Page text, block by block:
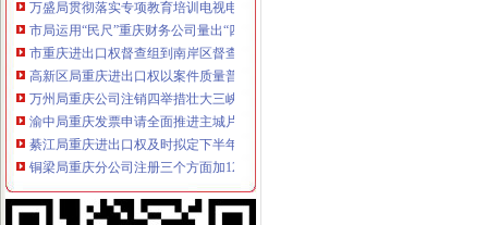
市局运用“民尺”重庆财务公司量出“四个不适应”
市重庆进出口权督查组到南岸区督查迎奥运食品品安全整保障工作
高新区局重庆进出口权以案件质量普查为切入点努力提升依法行政能力
万州局重庆公司注销四举措壮大三峡劳务经济
渝中局重庆发票申请全面推进主城片区文艺调演预赛活动
綦江局重庆进出口权及时拟定下半年工作重点
铜梁局重庆分公司注册三个方面加12315申诉举报工作
沙坪坝局校园周边环境安全整达到“明、实、顺、浓”重庆代账公司四重效果
九龙坡局“三结合”重庆代理报税建立查处取缔无照经营长效监管机制
石柱局重庆代理报税高质量高效率完成年鉴编撰工作